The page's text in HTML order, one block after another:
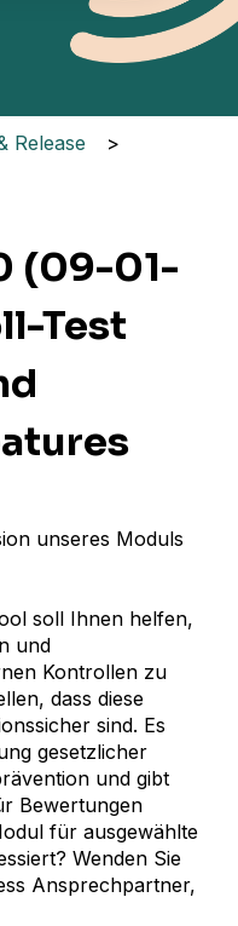
das Suchfeld leer ist.
Release
(09-01-
Test
unseres Moduls
soll Ihnen helfen,
und
Kontrollen zu
dass diese
sind. Es
gesetzlicher
und gibt
Bewertungen
für ausgewählte
Wenden Sie
Ansprechpartner,